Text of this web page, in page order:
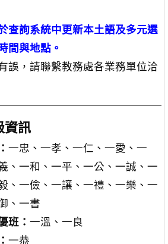
查詢系統中更新本土語及多元選
間與地點。
誤，請聯繫教務處各業務單位洽
資訊
一忠、一孝、一仁、一愛、一
、一和、一平、一公、一誠、一
、一儉、一讓、一禮、一樂、一
、一書
班： 一溫、一良
一恭